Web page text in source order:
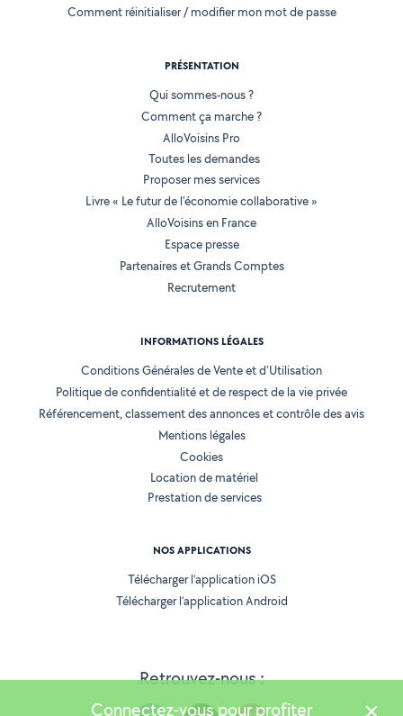
Retrouvez-nous :
Comment réinitialiser / modifier mon mot de passe
PRÉSENTATION
Qui sommes-nous ?
Comment ça marche ?
AlloVoisins Pro
Toutes les demandes
Proposer mes services
Livre « Le futur de l'économie collaborative »
AlloVoisins en France
Espace presse
Partenaires et Grands Comptes
Recrutement
INFORMATIONS LÉGALES
Conditions Générales de Vente et d'Utilisation
Politique de confidentialité et de respect de la vie privée
Référencement, classement des annonces et contrôle des avis
Mentions légales
Cookies
Location de matériel
Prestation de services
NOS APPLICATIONS
Télécharger l’application iOS
Télécharger l’application Android
Connectez-vous pour profiter